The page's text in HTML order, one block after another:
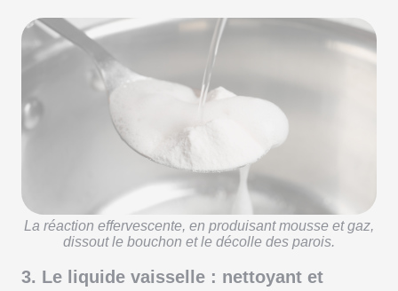
La réaction effervescente, en produisant mousse et gaz,
dissout le bouchon et le décolle des parois.
3. Le liquide vaisselle : nettoyant et